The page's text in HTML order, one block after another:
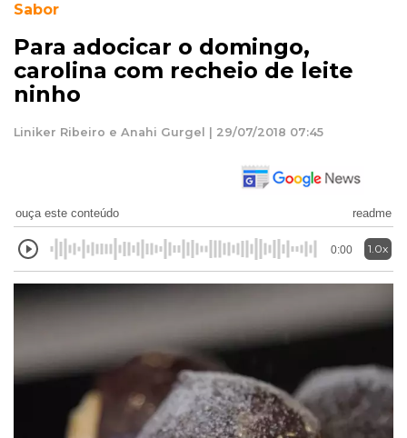
Sabor
Para adocicar o domingo,
carolina com recheio de leite
ninho
Liniker Ribeiro e Anahi Gurgel | 29/07/2018 07:45
ouça este conteúdo readme
0:00 1.0x